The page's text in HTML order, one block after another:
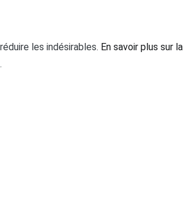
les indésirables. En savoir plus sur
.